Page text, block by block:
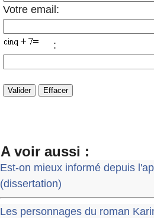
Votre email:
:
A voir aussi :
Est-on mieux informé depuis
(dissertation)
Les personnages du roman